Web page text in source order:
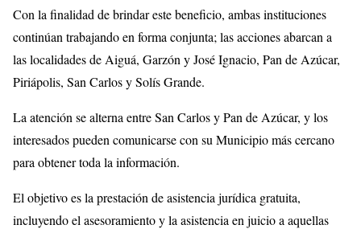
Con la finalidad de brindar este beneficio, ambas instituciones
continúan trabajando en forma conjunta; las acciones abarcan a
las localidades de Aiguá, Garzón y José Ignacio, Pan de Azúcar,
Piriápolis, San Carlos y Solís Grande.
La atención se alterna entre San Carlos y Pan de Azúcar, y los
interesados pueden comunicarse con su Municipio más cercano
para obtener toda la información.
El objetivo es la prestación de asistencia jurídica gratuita,
incluyendo el asesoramiento y la asistencia en juicio a aquellas